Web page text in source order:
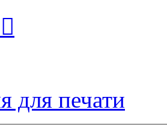
для печати